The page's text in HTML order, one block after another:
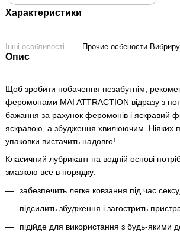
Характеристики
Інші особливості Прочие осбености
Опис
Щоб зробити побачення незабутнім,
феромонами MAI ATTRACTION відразу з
бажання за рахунок феромонів і яскравий
яскравою, а збудження хвилюючим. Ніяких
упаковки вистачить надовго!
Класичний лубрикант на водній основі
змазкою все в порядку:
забезпечить легке ковзання під час
підсилить збудження і загострить
підійде для використання з будь-якими